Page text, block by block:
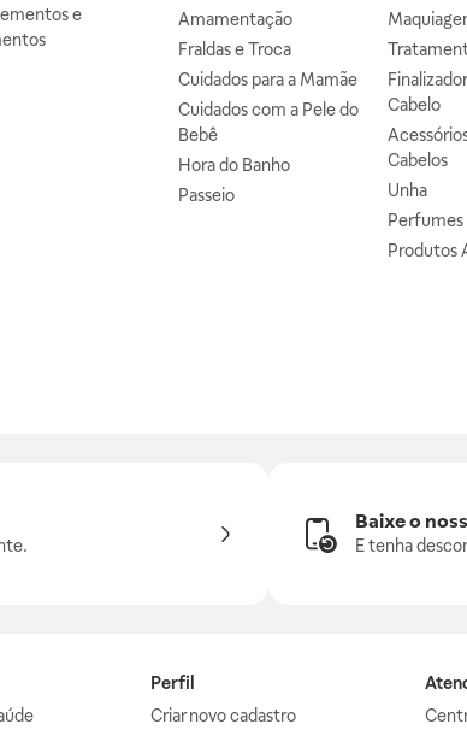
e
Amamentação
Fraldas e Troca
Cuidados para a Mamãe
Cuidados com a Pele do
Bebê
Hora do Banho
Passeio
Cabelo
Cabelos
Unha
Perfumes
Produtos
Baixe o
E tenha
Perfil
Criar novo cadastro